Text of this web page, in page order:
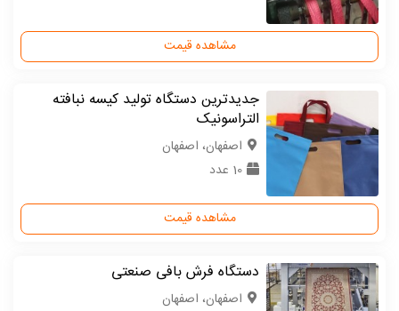
مشاهده قیمت
جدیدترین دستگاه تولید کیسه نبافته
التراسونیک
اصفهان، اصفهان
10 عدد
مشاهده قیمت
دستگاه فرش بافی صنعتی
اصفهان، اصفهان